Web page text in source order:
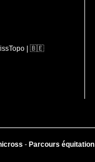
| 🇧🇪
- Parcours équitation